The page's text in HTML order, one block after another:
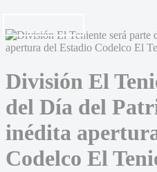
División El
del Día del
inédita
Codelco El